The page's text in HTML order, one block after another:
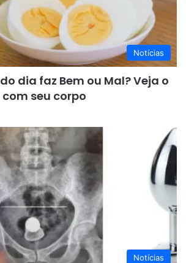
Notícias
dia faz Bem ou Mal? Veja o
seu corpo
Notícias